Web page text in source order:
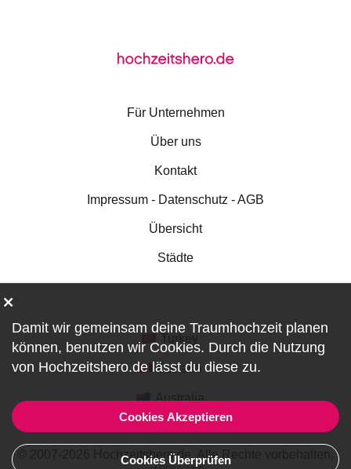
Für Unternehmen
Über uns
Kontakt
Impressum - Datenschutz - AGB
Übersicht
Städte
Canada
Australia
© 2007-2026 Hochzeitshero.de. Alle Rechte vorbehalten.
Damit wir gemeinsam deine Traumhochzeit planen
können, benutzen wir Cookies. Durch die Nutzung
von Hochzeitshero.de lässt du diese zu.
Cookies Akzeptieren
Cookies Überprüfen